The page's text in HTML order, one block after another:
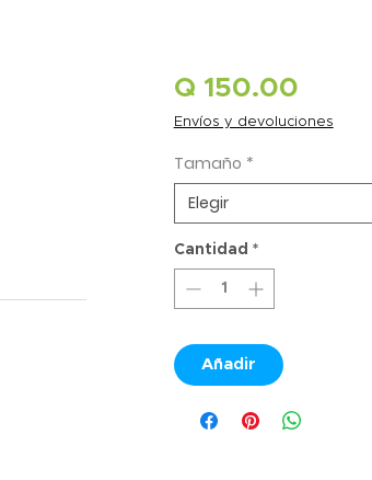
Q 150.00Precio
Envíos y devoluciones
Tamaño *
Elegir
Cantidad *
Añadir